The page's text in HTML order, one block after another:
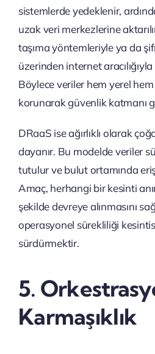
sistemlerde yedeklenir,
uzak veri merkezlerine
taşıma yöntemleriyle ya da
üzerinden internet
Böylece veriler hem yerel
korunarak güvenlik katmanı
DRaaS ise ağırlıklı olarak
dayanır. Bu modelde veriler
tutulur ve bulut ortamında
Amaç, herhangi bir kesinti
şekilde devreye alınmasını
operasyonel sürekliliği
sürdürmektir.
5.
Karmaşıklık